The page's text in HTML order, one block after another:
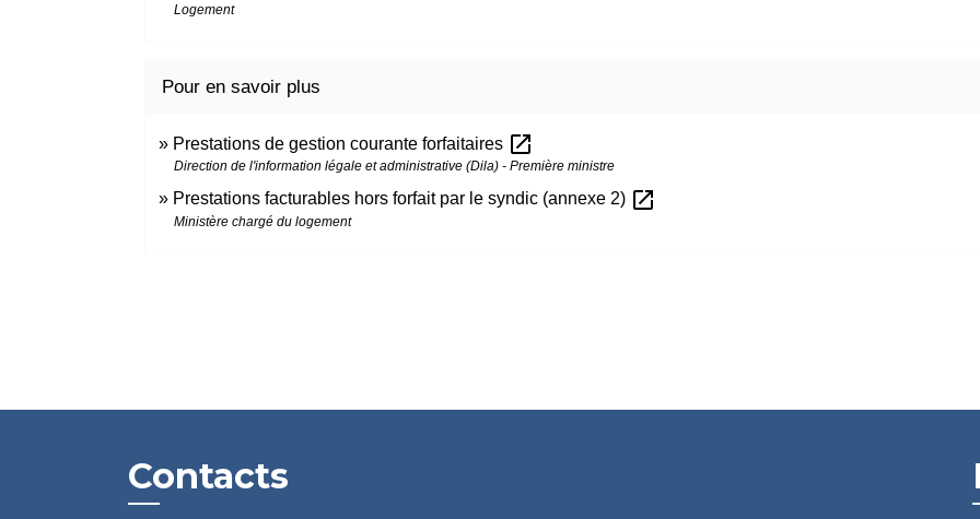
Logement
Pour en savoir plus
Prestations de gestion courante forfaitaires open_in_new
Direction de l'information légale et administrative (Dila) - Première ministre
Prestations facturables hors forfait par le syndic (annexe 2) open_in_new
Ministère chargé du logement
Contacts